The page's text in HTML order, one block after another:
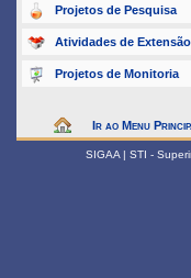
Projetos de Pesquisa
Atividades de Extensão
Projetos de Monitoria
Ir ao Menu
SIGAA | STI -